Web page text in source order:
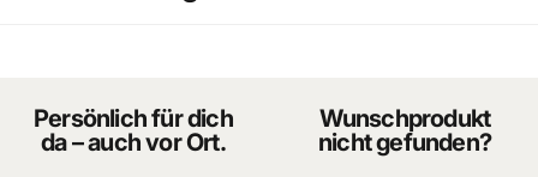
Persönlich für dich
da – auch vor Ort.
Wunschprodukt
nicht gefunden?